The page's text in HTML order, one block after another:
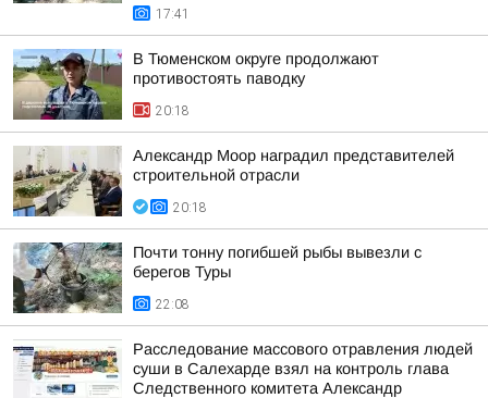
17:41
В Тюменском округе продолжают
противостоять паводку
20:18
Александр Моор наградил представителей
строительной отрасли
20:18
Почти тонну погибшей рыбы вывезли с
берегов Туры
22:08
Расследование массового отравления людей
суши в Салехарде взял на контроль глава
Следственного комитета Александр